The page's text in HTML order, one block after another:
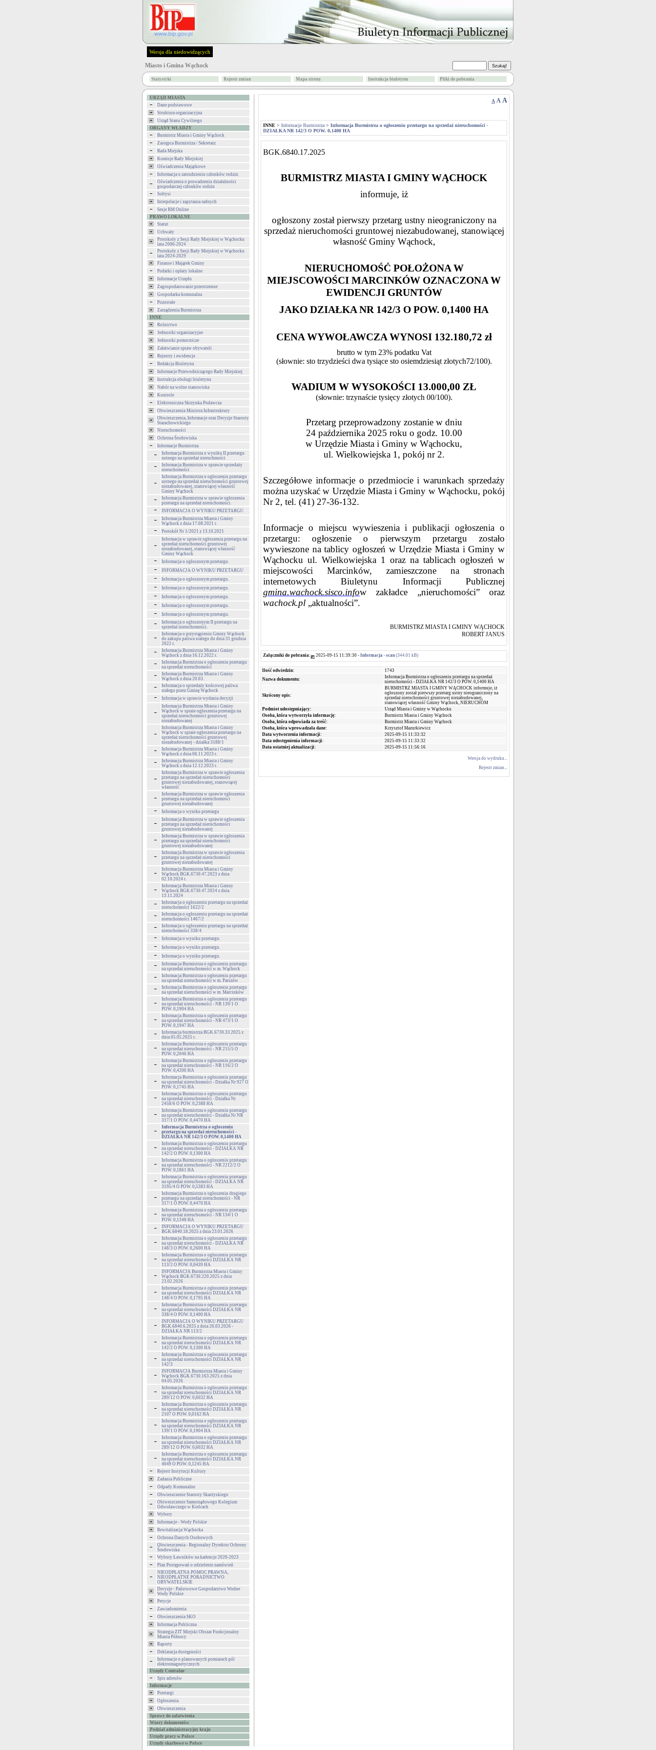
Wersja dla niedowidzących
Miasto i Gmina Wąchock
Statystyki Rejestr zmian Mapa strony Instrukcja biuletynu Pliki do pobrania
URZĄD MIASTA
Dane podstawowe
Struktura organizacyjna
Urząd Stanu Cywilnego
ORGANY WŁADZY
Burmistrz Miasta i Gminy Wąchock
Zastępca Burmistrza / Sekretarz
Rada Miejska
Komisje Rady Miejskiej
Oświadczenia Majątkowe
Informacja o zatrudnieniu członków rodzin
Oświadczenia o prowadzeniu działalności
gospodarczej członków rodzin
Sołtysi
Interpelacje i zapytania radnych
Sesje RM Online
PRAWO LOKALNE
Statut
Uchwały
Protokoły z Sesji Rady Miejskiej w Wąchocku
lata 2006-2024
Protokoły z Sesji Rady Miejskiej w Wąchocku
lata 2024-2029
Finanse i Majątek Gminy
Podatki i opłaty lokalne
Informacje Urzędu
Zagospodarowanie przestrzenne
Gospodarka komunalna
Pozostałe
Zarządzenia Burmistrza
INNE
Rolnictwo
Jednostki organizacyjne
Jednostki pomocnicze
Załatwianie spraw obywateli
Rejestry i ewidencje
Redakcja Biuletynu
Informacje Przewodniczącego Rady Miejskiej
Instrukcja obsługi biuletynu
Nabór na wolne stanowiska
Kontrole
Elektroniczna Skrzynka Podawcza
Obwieszczenia Ministra Infrastruktury
Obwieszczenia, Informacje oraz Decyzje Starosty
Starachowickiego
Nieruchomości
Ochrona Środowiska
Informacje Burmistrza
Informacja Burmistrza o wyniku II przetargu
ustnego na sprzedaż nieruchmości
Informacja Burmistrza w sprawie sprzedaży
nieruchomości
Informacja Burmistrza o ogłoszeniu przetargu
ustnego na sprzedaż nieruchomości gruntowej
niezabudowanej, stanowiącej własność
Gminy Wąchock
Informacja Burmistrza w sprawie ogłoszenia
przetargu na sprzedaż nieruchomości.
INFORMACJA O WYNIKU PRZETARGU
Informacja Burmistrza Miasta i Gminy
Wąchock z dnia 17.08.2021 r.
Protokół Nr 1/2021 z 13.10.2021
Informacja w sprawie ogłoszenia przetargu na
sprzedaż nieruchomości gruntowej
niezabudowanej, stanowiącej własność
Gminy Wąchock
Informacja o ogłoszonym przetargu.
INFORMACJA O WYNIKU PRZETARGU
Informacja o ogłoszonym przetargu.
Informacja o ogłoszonym przetargu.
Informacja o ogłoszonym przetargu.
Informacja o ogłoszonym przetargu.
Informacja o ogłoszonym przetargu.
Informacja o ogłoszonym II przetargu na
sprzedaż nieruchomości.
Informacja o przystąpieniu Gminy Wąchock
do zakupu paliwa stałego do dnia 31 grudnia
2022 r.
Informacja Burmistrza Miasta i Gminy
Wąchock z dnia 16.12.2022 r.
Informacja Burmistrza o ogłoszeniu przetargu
na sprzedaż nieruchomości
Informacja Burmistrza Miasta i Gminy
Wąchock z dnia 20.03.
Informacja o sprzedaży końcowej paliwa
stałego przez Gminę Wąchock
Informacja w sprawie wydania decyzji
Informacja Burmistrza Miasta i Gminy
Wąchock w spraie ogłoszenia przetargu na
sprzedaż nieruchomości gruntowej
niezabudowanej
Informacja Burmistrza Miasta i Gminy
Wąchock w spraie ogłoszenia przetargu na
sprzedaż nieruchomości gruntowej
niezabudowanej - działka 3188/1
Informacja Burmistrza Miasta i Gminy
Wąchock z dnia 06.11.2023 r.
Informacja Burmistrza Miasta i Gminy
Wąchock z dnia 12.12.2023 r.
Informacja Burmistrza w sprawie ogłoszenia
przetargu na sprzedaż nieruchomości
gruntowej niezabudowanej, stanowiącej
własność
Informacja Burmistrza w sprawie ogłoszenia
przetargu na sprzedaż nieruchomości
gruntowej niezabudowanej
Informacja o wyniku przetargu
Informacja Burmistrza w sprawie ogłoszenia
przetargu na sprzedaż nieruchomości
gruntowej niezabudowanej
Informacja Burmistrza w sprawie ogłoszenia
przetargu na sprzedaż nieruchomości
gruntowej niezabudowanej
Informacja Burmistrza w sprawie ogłoszenia
przetargu na sprzedaż nieruchomości
gruntowej niezabudowanej
Informacja Burmistrza Miasta i Gminy
Wąchock BGK.6730.47.2023 z dnia
02.10.2024 r.
Informacja Burmistrza Miasta i Gminy
Wąchock BGK.6730.47.2024 z dnia
13.11.2024
Informacja o ogłoszeniu przetargu na sprzedaż
nieruchomości 1622/2
Informacja o ogłoszeniu przetargu na sprzedaż
nieruchomości 1467/2
Informacja o ogłoszeniu przetargu na sprzedaż
nieruchomości 338/4
Informacja o wyniku przetargu.
Informacja o wyniku przetargu.
Informacja o wyniku przetargu.
Informacja Burmistrza o ogłoszeniu przetargu
na sprzedaż nieruchomości w m. Wąchock
Informacja Burmistrza o ogłoszeniu przetargu
na sprzedaż nieruchomości w m. Parszów
Informacja Burmistrza o ogłoszeniu przetargu
na sprzedaż nieruchomości w m. Marcinków
Informacja Burmistrza o ogłoszeniu przetargu
na sprzedaż nieruchomości - NR 139/1 O
POW. 0,1904 HA
Informacja Burmistrza o ogłoszeniu przetargu
na sprzedaż nieruchomości - NR 473/1 O
POW. 0,1947 HA
Informacja burmistrza BGK.6730.33.2025 z
dnia 05.05.2025 r.
Informacja Burmistrza o ogłoszeniu przetargu
na sprzedaż nieruchomości - NR 215/5 O
POW. 0,2046 HA
Informacja Burmistrza o ogłoszeniu przetargu
na sprzedaż nieruchomości - NR 116/2 O
POW. 0,4200 HA
Informacja Burmistrza o ogłoszeniu przetargu
na sprzedaż nieruchomości - Działka Nr 927 O
POW. 0,1745 HA
Informacja Burmistrza o ogłoszeniu przetargu
na sprzedaż nieruchomości - Działka Nr
2458/6 O POW. 0,2388 HA
Informacja Burmistrza o ogłoszeniu przetargu
na sprzedaż nieruchomości - Działka Nr NR
317/1 O POW. 0,4470 HA
Informacja Burmistrza o ogłoszeniu
przetargu na sprzedaż nieruchomości -
DZIAŁKA NR 142/3 O POW. 0,1400 HA
Informacja Burmistrza o ogłoszeniu przetargu
na sprzedaż nieruchomości - DZIAŁKA NR
142/2 O POW. 0,1300 HA
Informacja Burmistrza o ogłoszeniu przetargu
na sprzedaż nieruchomości - NR 2212/2 O
POW. 0,1861 HA
Informacja Burmistrza o ogłoszeniu przetargu
na sprzedaż nieruchomości - DZIAŁKA NR
3195/4 O POW. 0,5383 HA
Informacja Burmistrza o ogłoszeniu drugiego
przetargu na sprzedaż nieruchomości - NR
317/1 O POW. 0,4470 HA
Informacja Burmistrza o ogłoszeniu przetargu
na sprzedaż nieruchomości - NR 134/1 O
POW. 0,1348 HA
INFORMACJA O WYNIKU PRZETARGU
BGK.6840.18.2025 z dnia 23.01.2026
Informacja Burmistrza o ogłoszeniu przetargu
na sprzedaż nieruchomości - DZIAŁKA NR
148/3 O POW. 0,2600 HA
Informacja Burmistrza o ogłoszeniu przetargu
na sprzedaż nieruchomości DZIAŁKA NR
113/2 O POW. 0,0439 HA
INFORMACJA Burmistrza Miasta i Gminy
Wąchock BGK.6730.220.2025 z dnia
23.02.2026
Informacja Burmistrza o ogłoszeniu przetargu
na sprzedaż nieruchomości DZIAŁKA NR
148/4 O POW. 0,1795 HA
Informacja Burmistrza o ogłoszeniu przetargu
na sprzedaż nieruchomości DZIAŁKA NR
338/4 O POW. 0,1400 HA
INFORMACJA O WYNIKU PRZETARGU
BGK.6840.6.2025 z dnia 26.03.2026 -
DZIAŁKA NR 113/2
Informacja Burmistrza o ogłoszeniu przetargu
na sprzedaż nieruchomości DZIAŁKA NR
142/2 O POW. 0,1300 HA
Informacja Burmistrza o ogłoszeniu przetargu
na sprzedaż nieruchomości DZIAŁKA NR
142/3
INFORMACJA Burmistrza Miasta i Gminy
Wąchock BGK.6730.163.2025 z dnia
04.05.2026
Informacja Burmistrza o ogłoszeniu przetargu
na sprzedaż nieruchomości DZIAŁKA NR
289/12 O POW. 0,6032 HA
Informacja Burmistrza o ogłoszeniu przetargu
na sprzedaż nieruchomości DZIAŁKA NR
2107 O POW. 0,0162 HA
Informacja Burmistrza o ogłoszeniu przetargu
na sprzedaż nieruchomości DZIAŁKA NR
139/1 O POW. 0,1904 HA
Informacja Burmistrza o ogłoszeniu przetargu
na sprzedaż nieruchomości DZIAŁKA NR
289/12 O POW. 0,6032 HA
Informacja Burmistrza o ogłoszeniu przetargu
na sprzedaż nieruchomości DZIAŁKA NR
4049 O POW. 0,1245 HA
Rejestr Instytucji Kultury
Zadania Publiczne
Odpady Komunalne
Obwieszczenie Starosty Skarżyskiego
Obiweszczenie Samorządowego Kolegium
Odwoławczego w Kielcach
Wybory
Informacje - Wody Polskie
Rewitalizacja Wąchocka
Ochrona Danych Osobowych
Obwieszczenia - Regionalny Dyrektor Ochrony
Środowiska
Wybory Ławników na kadencje 2020-2023
Plan Postępowań o udzielenie zamówień
NIEODPŁATNA POMOC PRAWNA,
NIEODPŁATNE PORADNICTWO
OBYWATELSKIE
Decyzje - Państwowe Gospodarstwo Wodne
Wody Polskie
Petycje
Zawiadomienia
Obwieszczenia SKO
Informacja Publiczna
Strategia ZIT Miejski Obszar Funkcjonalny
Miasta Północy
Raporty
Deklaracja dostępności
Informacje o planowanych pomiarach pól
elektromagnetycznych
Urzędy Centralne
Spis adresów
Informacje
Przetargi
Ogłoszenia
Obwieszczenia
Sprawy do załatwienia
Wzory dokumentów
Podział administracyjny kraju
Urzędy pracy w Polsce
Urzędy skarbowe w Polsce
A A A
INNE > Informacje Burmistrza > Informacja Burmistrza o ogłoszeniu przetargu na sprzedaż nieruchomości -
DZIAŁKA NR 142/3 O POW. 0,1400 HA
BGK.6840.17.2025
BURMISTRZ MIASTA I GMINY WĄCHOCK
informuje, iż
ogłoszony został pierwszy przetarg ustny nieograniczony na
sprzedaż nieruchomości gruntowej niezabudowanej, stanowiącej
własność Gminy Wąchock,
NIERUCHOMOŚĆ POŁOŻONA W
MIEJSCOWOŚCI MARCINKÓW OZNACZONA W
EWIDENCJI GRUNTÓW
JAKO DZIAŁKA NR 142/3 O POW. 0,1400 HA
CENA WYWOŁAWCZA WYNOSI 132.180,72 zł
brutto w tym 23% podatku Vat
(słownie: sto trzydzieści dwa tysiące sto osiemdziesiąt złotych72/100).
WADIUM W WYSOKOŚCI 13.000,00 ZŁ
(słownie: trzynaście tysięcy złotych 00/100).
Przetarg przeprowadzony zostanie w dniu
24 października 2025 roku o godz. 10.00
w Urzędzie Miasta i Gminy w Wąchocku,
ul. Wielkowiejska 1, pokój nr 2.
Szczegółowe informacje o przedmiocie i warunkach sprzedaży
można uzyskać w Urzędzie Miasta i Gminy w Wąchocku, pokój
Nr 2, tel. (41) 27-36-132.
Informacje o miejscu wywieszenia i publikacji ogłoszenia o
przetargu: ogłoszenie o pierwszym przetargu zostało
wywieszone na tablicy ogłoszeń w Urzędzie Miasta i Gminy w
Wąchocku ul. Wielkowiejska 1 oraz na tablicach ogłoszeń w
miejscowości Marcinków, zamieszczone na stronach
internetowych Biuletynu Informacji Publicznej
gmina.wachock.sisco.infow zakładce „nieruchomości” oraz
wachock.pl „aktualności”.
BURMISTRZ MIASTA I GMINY WĄCHOCK
ROBERT JANUS
Załączniki do pobrania: 2025-09-15 11:39:30 - Informacja - scan (344.01 kB)
Ilość odwiedzin:
1743
Nazwa dokumentu:
Informacja Burmistrza o ogłoszeniu przetargu na sprzedaż
nieruchomości - DZIAŁKA NR 142/3 O POW. 0,1400 HA
Skrócony opis:
BURMISTRZ MIASTA I GMINY WĄCHOCK informuje, iż
ogłoszony został pierwszy przetarg ustny nieograniczony na
sprzedaż nieruchomości gruntowej niezabudowanej,
stanowiącej własność Gminy Wąchock, NIERUCHOM
Podmiot udostępniający:
Urząd Miasta i Gminy w Wąchocku
Osoba, która wytworzyła informację:
Burmistrz Miasta i Gminy Wąchock
Osoba, która odpowiada za treść:
Burmistrz Miasta i Gminy Wąchock
Osoba, która wprowadzała dane:
Krzysztof Mazurkiewicz
Data wytworzenia informacji:
2025-09-15 11:33:32
Data udostępnienia informacji:
2025-09-15 11:33:32
Data ostatniej aktualizacji:
2025-09-15 11:56:16
Wersja do wydruku...
Rejestr zmian...